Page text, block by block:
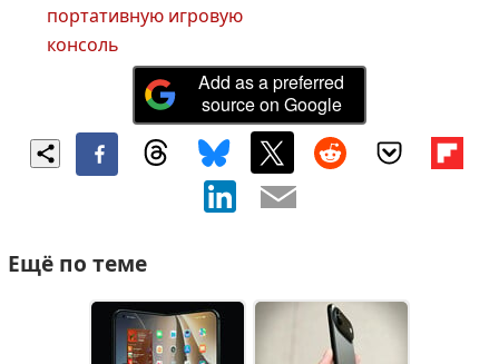
портативную игровую
консоль
Add as a preferred
source on Google
Ещё по теме